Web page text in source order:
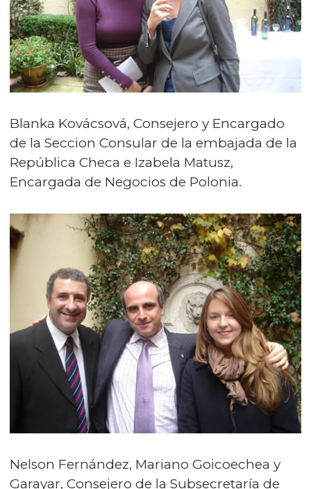
Blanka Kovácsová, Consejero y Encargado
de la Seccion Consular de la embajada de la
República Checa e Izabela Matusz,
Encargada de Negocios de Polonia.
Nelson Fernández, Mariano Goicoechea y
Garayar, Consejero de la Subsecretaría de